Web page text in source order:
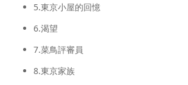
5.東京小屋的回憶
6.渴望
7.菜鳥評審員
8.東京家族